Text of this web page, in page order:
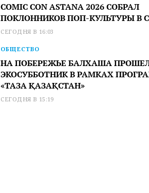
COMIC CON ASTANA 2026 СОБРАЛ
ПОКЛОННИКОВ ПОП-КУЛЬТУРЫ В
СЕГОДНЯ В 16:03
ОБЩЕСТВО
НА ПОБЕРЕЖЬЕ БАЛХАША
ЭКОСУББОТНИК В РАМКАХ
«ТАЗА ҚАЗАҚСТАН»
СЕГОДНЯ В 15:19